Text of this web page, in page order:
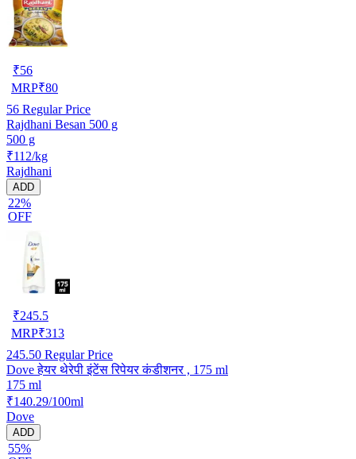
₹56
MRP₹80
56 Regular Price
Rajdhani Besan 500 g
500 g
₹112/kg
Rajdhani
ADD
22%
OFF
₹245.5
MRP₹313
245.50 Regular Price
Dove हेयर थेरेपी इंटेंस रिपेयर कंडीशनर , 175 ml
175 ml
₹140.29/100ml
Dove
ADD
55%